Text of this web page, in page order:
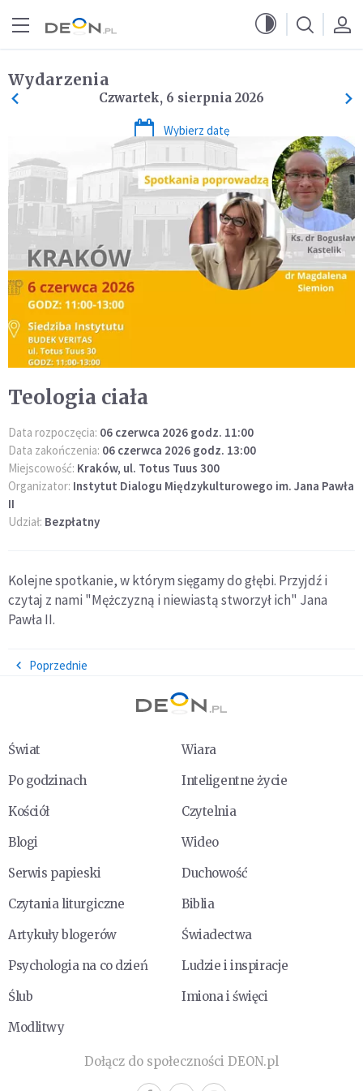
Wydarzenia
Czwartek, 6 sierpnia 2026
Wybierz datę
Teologia ciała
Data rozpoczęcia: 06 czerwca 2026 godz. 11:00
Data zakończenia: 06 czerwca 2026 godz. 13:00
Miejscowość: Kraków, ul. Totus Tuus 300
Organizator: Instytut Dialogu Międzykulturowego im. Jana Pawła
II
Udział: Bezpłatny
Kolejne spotkanie, w którym sięgamy do głębi. Przyjdź i
czytaj z nami "Mężczyzną i niewiastą stworzył ich" Jana
Pawła II.
Poprzednie
Świat
Wiara
Po godzinach
Inteligentne życie
Kościół
Czytelnia
Blogi
Wideo
Serwis papieski
Duchowość
Czytania liturgiczne
Biblia
Artykuły blogerów
Świadectwa
Psychologia na co dzień
Ludzie i inspiracje
Ślub
Imiona i święci
Modlitwy
Dołącz do społeczności DEON.pl